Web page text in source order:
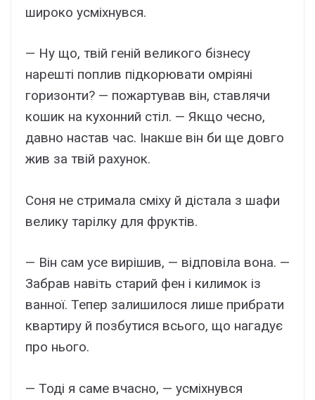
широко усміхнувся.
— Ну що, твій геній великого бізнесу
нарешті поплив підкорювати омріяні
горизонти? — пожартував він, ставлячи
кошик на кухонний стіл. — Якщо чесно,
давно настав час. Інакше він би ще довго
жив за твій рахунок.
Соня не стримала сміху й дістала з шафи
велику тарілку для фруктів.
— Він сам усе вирішив, — відповіла вона. —
Забрав навіть старий фен і килимок із
ванної. Тепер залишилося лише прибрати
квартиру й позбутися всього, що нагадує
про нього.
— Тоді я саме вчасно, — усміхнувся